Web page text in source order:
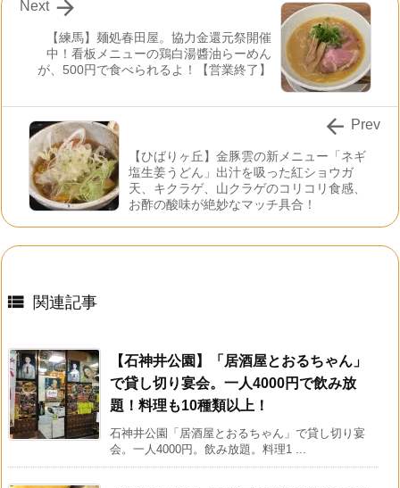
【練馬】麺処春田屋。協力金還元祭開催
中！看板メニューの鶏白湯醬油らーめん
が、500円で食べられるよ！【営業終了】

Next
【ひばりヶ丘】金豚雲の新メニュー「ネギ
塩生姜うどん」出汁を吸った紅ショウガ
天、キクラゲ、山クラゲのコリコリ食感、
お酢の酸味が絶妙なマッチ具合！
 Prev
 関連記事
【石神井公園】「居酒屋とおるちゃん」
で貸し切り宴会。一人4000円で飲み放
題！料理も10種類以上！
石神井公園「居酒屋とおるちゃん」で貸し切り宴
会。一人4000円。飲み放題。料理1 ...